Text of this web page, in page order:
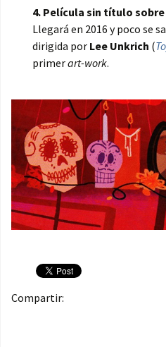
4. Película sin título
Llegará en 2016 y poco se
dirigida por Lee Unkrich (
primerart-work.
Compartir: